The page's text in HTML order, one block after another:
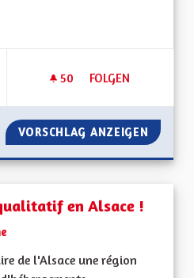
50 50 FOLLOWER
FOLGEN
DE LA PAROLE AUX
VORSCHLAG ANZEIGEN DE LA
en Alsace !
de l'Alsace une région